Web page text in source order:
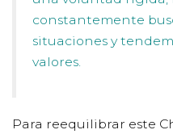
constantemente
situaciones y
valores.
Para reequilibrar este